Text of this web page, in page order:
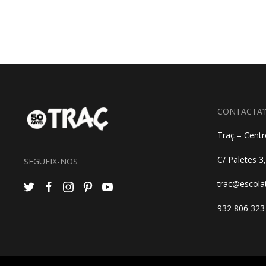
SEGUEIX-NOS
Traç –
C/ Paletes
932 806 323